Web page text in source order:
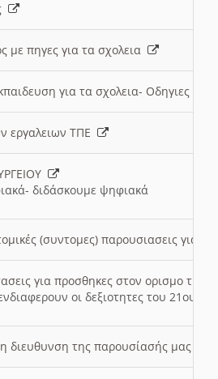
με πηγες για τα σχολεια
για τα σχολεια- Οδηγιες
εργαλειων ΤΠΕ
διδάσκουμε ψηφιακά
(συντομες) παρουσιασεις για
για προσθηκες στον ορισμο
οι δεξιοτητες του 21ου
διευθυνση της παρουσίασής μας